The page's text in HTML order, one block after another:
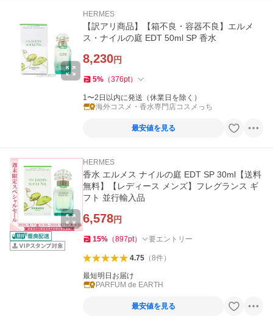
HERMES
【訳アリ商品】【箱不良・容器不良】エルメ
ス・ナイルの庭 EDT 50ml SP 香水
8,230円
5% （376pt）
1〜2日以内に発送（休業日を除く）
海外コスメ・香水専門店コスメっち
最安値を見る
HERMES
香水 エルメス ナイルの庭 EDT SP 30ml【送料
無料】【レディース メンズ】フレグランス ギ
フト 並行輸入品
6,578円
15% （897pt） 要エントリー
4.75（8件）
最短明日お届け
PARFUM de EARTH
最安値を見る